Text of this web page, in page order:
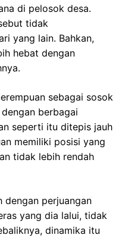
di pelosok desa.
tidak
yang lain. Bahkan,
hebat dengan
sebagai sosok
berbagai
seperti itu ditepis jauh
memiliki posisi yang
tidak lebih rendah
dengan perjuangan
yang dia lalui, tidak
dinamika itu